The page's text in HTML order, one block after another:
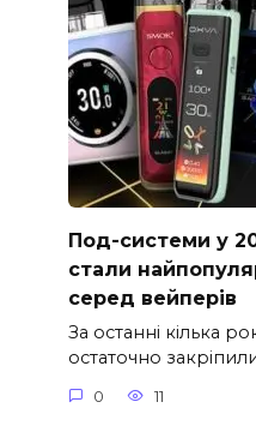
Под-системи у
стали
серед вейперів
За останні кілька
остаточно
0 11